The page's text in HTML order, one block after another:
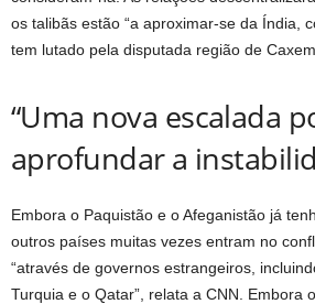
os talibãs estão “a aproximar-se da Índia,
tem lutado pela disputada região de
“Uma nova escalada
aprofundar a
Embora o Paquistão e o Afeganistão já
outros países muitas vezes entram no
“através de governos estrangeiros,
Turquia e o Qatar”, relata a CNN. Embora